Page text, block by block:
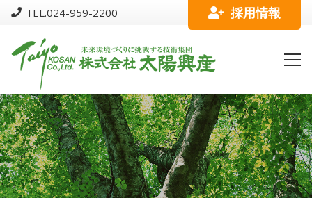
TEL.024-959-2200 採用情報